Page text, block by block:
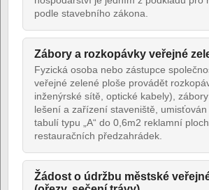
podle stavebního zákona.
Zábory a rozkopávky veřejné
Fyzická osoba nebo zástupce
veřejné zelené ploše provádět
inženýrské sítě, optické kabely),
lešení a zařízení staveniště,
tabulí typu „A“ do 0,6m2 reklamní
restauračních předzahrádek.
Žádost o údržbu městské